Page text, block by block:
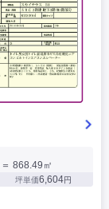
＝ 868.49㎡
坪単価6,604円